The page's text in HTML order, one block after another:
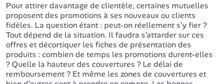
Pour attirer davantage de clientèle, certaines mutuelles
proposent des promotions à ses nouveaux ou clients
fidèles. La question étant : peut-on réellement s’y fier ?
Tout dépend de la situation. Il faudra s’attarder sur ces
offres et décortiquer les fiches de présentation des
produits : combien de temps les promotions durent-elles
? Quelle la hauteur des couvertures ? Le délai de
remboursement ? Et même les zones de couvertures et